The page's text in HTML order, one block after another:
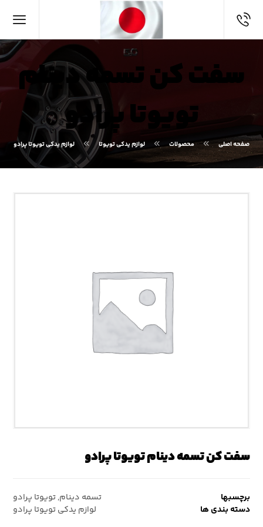
سفت کن تسمه دینام
تویوتا پرادو
صفحه اصلی محصولات لوازم یدکی تویوتا لوازم یدکی تویوتا پرادو
سفت کن تسمه دینام تویوتا پرادو
برچسبها تسمه دینام,تویوتا پرادو
دسته بندی ها
لوازم یدکی تویوتا پرادو